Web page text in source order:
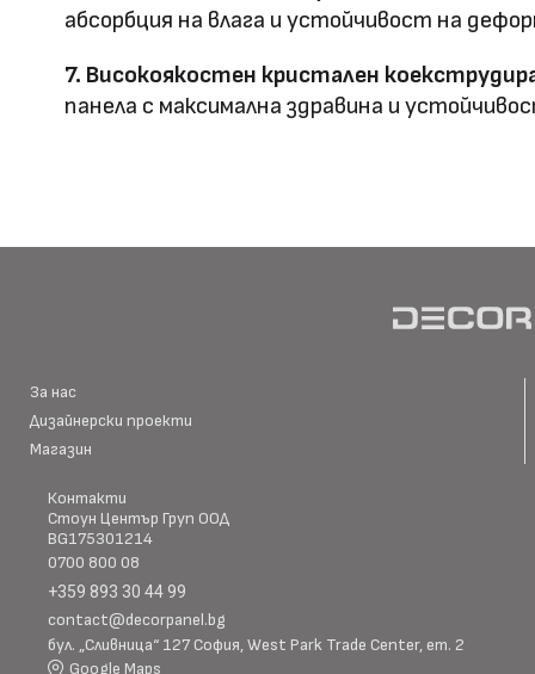
снаждане
HD Принтирани
Материал \\
Повърхностна
технология
Оценка за
ефективност
Клас на горимост
абсорбция на влага и устойчивост на
7. Високоякостен кристален
панела с максимална здравина и
За нас
Дизайнерски проекти
Магазин
Контакти
Стоун Център Груп ООД
BG175301214
0700 800 08
+359 893 30 44 99
contact@decorpanel.bg
бул. „Сливница“ 127 София, West Park Trade Center, ет. 2
Google Maps